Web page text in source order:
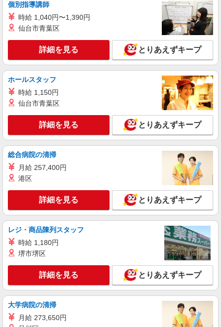
キープ 詳細を見る
株式会社kotrio /●SI-H-2075109
NEW
石岡駅のシニアマンション▼フロアの巡回や
安否確認など
時給1600円〜2250円 ＜日払い有/週払い有/交
キープ 詳細を見る
株式会社kotrio /●SI-H-2067267
NEW
毎日通うのが楽しみになる＊ホテルのような
時給1600円〜2250円 ＜日払い有/週払い有/交
通費全支給(ガソリン代含む)＞
石岡市
キープ 詳細を見る
派遣社員 NEW
石岡駅＊年齢不問◎未経験から安定した業界
へ＊サ高住
時給1600円〜2250円 ＜日払い有/週払い有/交
個別指導講師
時給 1,040円〜1,390円
仙台市青葉区
詳細を見る とりあえずキープ
ホールスタッフ
時給 1,150円
仙台市青葉区
詳細を見る とりあえずキープ
総合病院の清掃
月給 257,400円
港区
詳細を見る とりあえずキープ
レジ・商品陳列スタッフ
時給 1,180円
堺市堺区
詳細を見る とりあえずキープ
大学病院の清掃
月給 273,650円